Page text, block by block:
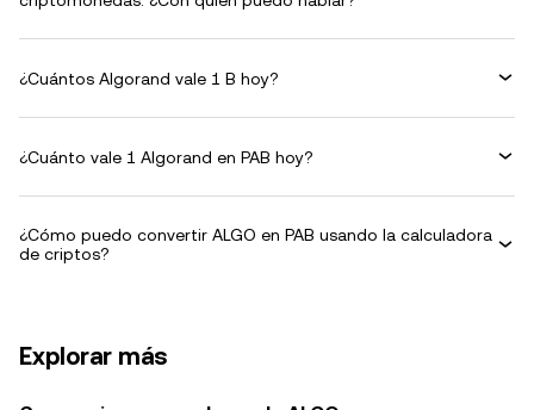
¿Cuántos Algorand vale 1 B hoy?
¿Cuánto vale 1 Algorand en PAB hoy?
¿Cómo puedo convertir ALGO en PAB usando la calculadora
de criptos?
Explorar más